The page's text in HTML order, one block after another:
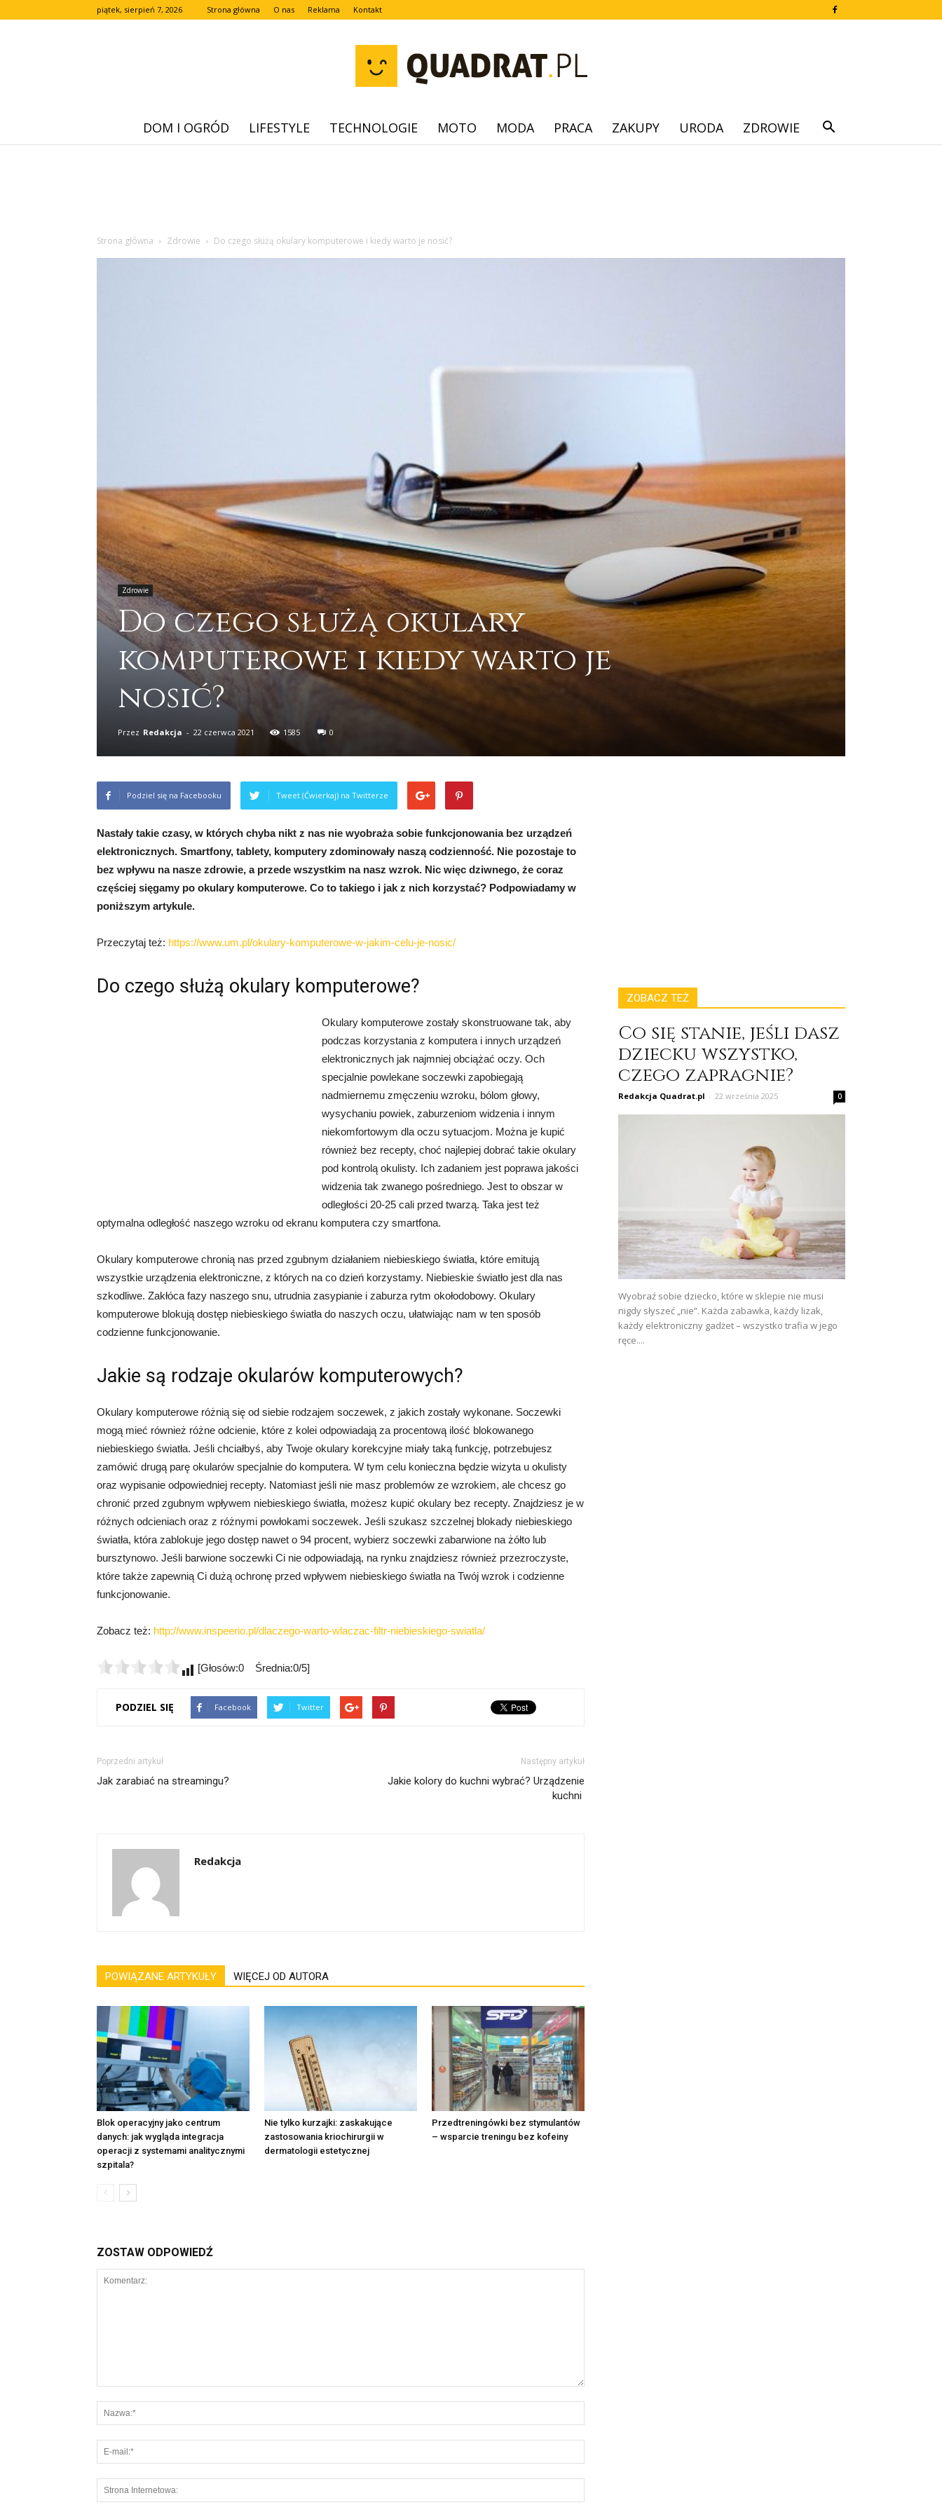
piątek, sierpień 7, 2026 Strona główna O nas Reklama Kontakt
quadrat.pl
DOM I OGRÓD LIFESTYLE TECHNOLOGIE MOTO MODA PRACA ZAKUPY URODA ZDROWIE
Strona główna Zdrowie Do czego służą okulary komputerowe i kiedy warto je nosić?
Zdrowie
Do czego służą okulary
komputerowe i kiedy warto je
nosić?
Przez Redakcja - 22 czerwca 2021 1585 0
Podziel się na Facebooku Tweet (Ćwierkaj) na Twitterze
Nastały takie czasy, w których chyba nikt z nas nie wyobraża sobie funkcjonowania bez urządzeń
elektronicznych. Smartfony, tablety, komputery zdominowały naszą codzienność. Nie pozostaje to
bez wpływu na nasze zdrowie, a przede wszystkim na nasz wzrok. Nic więc dziwnego, że coraz
częściej sięgamy po okulary komputerowe. Co to takiego i jak z nich korzystać? Podpowiadamy w
poniższym artykule.
Przeczytaj też: https://www.um.pl/okulary-komputerowe-w-jakim-celu-je-nosic/
Do czego służą okulary komputerowe?
Okulary komputerowe zostały skonstruowane tak, aby
podczas korzystania z komputera i innych urządzeń
elektronicznych jak najmniej obciążać oczy. Och
specjalnie powlekane soczewki zapobiegają
nadmiernemu zmęczeniu wzroku, bólom głowy,
wysychaniu powiek, zaburzeniom widzenia i innym
niekomfortowym dla oczu sytuacjom. Można je kupić
również bez recepty, choć najlepiej dobrać takie okulary
pod kontrolą okulisty. Ich zadaniem jest poprawa jakości
widzenia tak zwanego pośredniego. Jest to obszar w
odległości 20-25 cali przed twarzą. Taka jest też
optymalna odległość naszego wzroku od ekranu komputera czy smartfona.
Okulary komputerowe chronią nas przed zgubnym działaniem niebieskiego światła, które emitują
wszystkie urządzenia elektroniczne, z których na co dzień korzystamy. Niebieskie światło jest dla nas
szkodliwe. Zakłóca fazy naszego snu, utrudnia zasypianie i zaburza rytm okołodobowy. Okulary
komputerowe blokują dostęp niebieskiego światła do naszych oczu, ułatwiając nam w ten sposób
codzienne funkcjonowanie.
Jakie są rodzaje okularów komputerowych?
Okulary komputerowe różnią się od siebie rodzajem soczewek, z jakich zostały wykonane. Soczewki
mogą mieć również różne odcienie, które z kolei odpowiadają za procentową ilość blokowanego
niebieskiego światła. Jeśli chciałbyś, aby Twoje okulary korekcyjne miały taką funkcję, potrzebujesz
zamówić drugą parę okularów specjalnie do komputera. W tym celu konieczna będzie wizyta u okulisty
oraz wypisanie odpowiedniej recepty. Natomiast jeśli nie masz problemów ze wzrokiem, ale chcesz go
chronić przed zgubnym wpływem niebieskiego światła, możesz kupić okulary bez recepty. Znajdziesz je w
różnych odcieniach oraz z różnymi powłokami soczewek. Jeśli szukasz szczelnej blokady niebieskiego
światła, która zablokuje jego dostęp nawet o 94 procent, wybierz soczewki zabarwione na żółto lub
bursztynowo. Jeśli barwione soczewki Ci nie odpowiadają, na rynku znajdziesz również przezroczyste,
które także zapewnią Ci dużą ochronę przed wpływem niebieskiego światła na Twój wzrok i codzienne
funkcjonowanie.
Zobacz też: http://www.inspeerio.pl/dlaczego-warto-wlaczac-filtr-niebieskiego-swiatla/
[Głosów:0 Średnia:0/5]
PODZIEL SIĘ Facebook Twitter
Poprzedni artykuł
Jak zarabiać na streamingu?
Następny artykuł
Jakie kolory do kuchni wybrać? Urządzenie
kuchni
Redakcja
POWIĄZANE ARTYKUŁY WIĘCEJ OD AUTORA
Blok operacyjny jako centrum
danych: jak wygląda integracja
operacji z systemami analitycznymi
szpitala?
Nie tylko kurzajki: zaskakujące
zastosowania kriochirurgii w
dermatologii estetycznej
Przedtreningówki bez stymulantów
– wsparcie treningu bez kofeiny
ZOSTAW ODPOWIEDŹ
ZOBACZ TEŻ
Co się stanie, jeśli dasz
dziecku wszystko,
czego zapragnie?
Redakcja Quadrat.pl - 22 września 2025 0
Wyobraź sobie dziecko, które w sklepie nie musi
nigdy słyszeć „nie”. Każda zabawka, każdy lizak,
każdy elektroniczny gadżet – wszystko trafia w jego
ręce....